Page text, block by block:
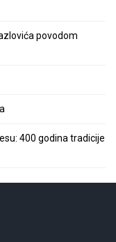
povodom
400 godina tradicije